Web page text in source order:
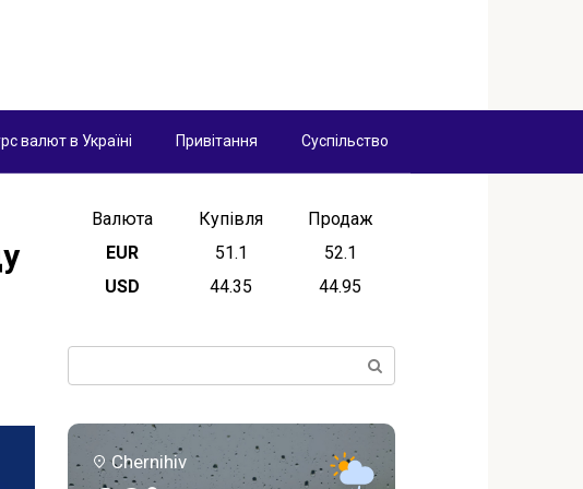
валют в Україні Привітання Суспільство
Валюта Купівля
Продаж
EUR
51.1
52.1
USD
44.35 44.95
Chernihiv